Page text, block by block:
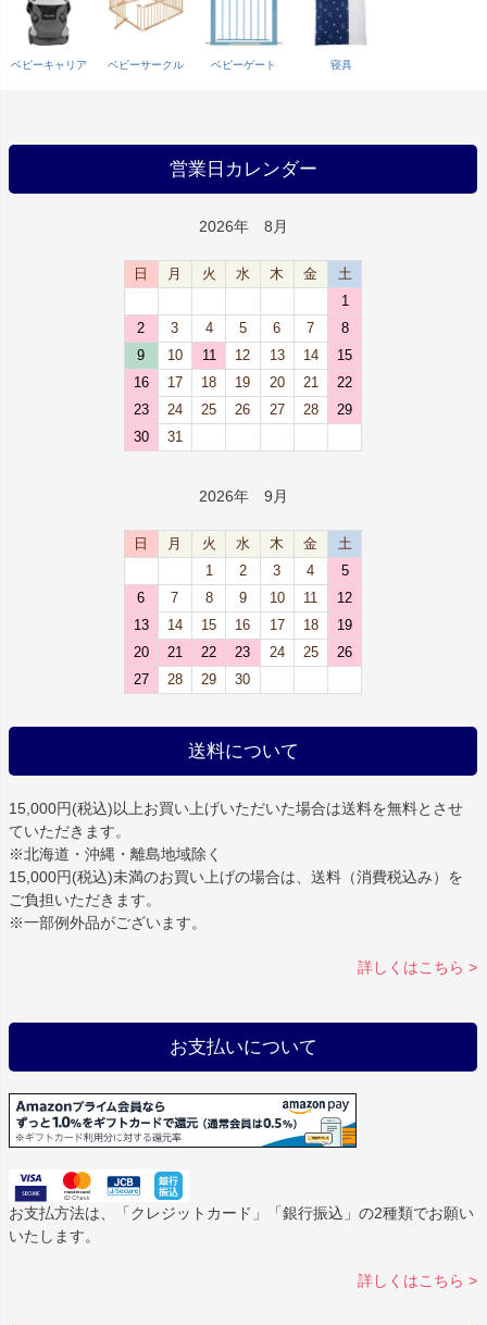
ベビーキャリア ベビーサークル ベビーゲート 寝具
営業日カレンダー
2026年 8月
日 月 火 水 木 金
土
1
2
3 4 5 6 7
8
9
10 11 12 13 14
15
16
17 18 19 20 21
22
23
24 25 26 27 28
29
30
31
2026年 9月
日 月 火 水 木 金
土
1
2 3 4
5
6
7 8 9 10 11
12
13
14 15 16 17 18
19
20
21 22 23 24 25
26
27
28 29 30
送料について
15,000円(税込)以上お買い上げいただいた場合は送料を無料とさせ
ていただきます。
※北海道・沖縄・離島地域除く
15,000円(税込)未満のお買い上げの場合は、送料（消費税込み）を
ご負担いただきます。
※一部例外品がございます。
詳しくはこちら >
お支払いについて
お支払方法は、「クレジットカード」「銀行振込」の2種類でお願い
いたします。
詳しくはこちら >